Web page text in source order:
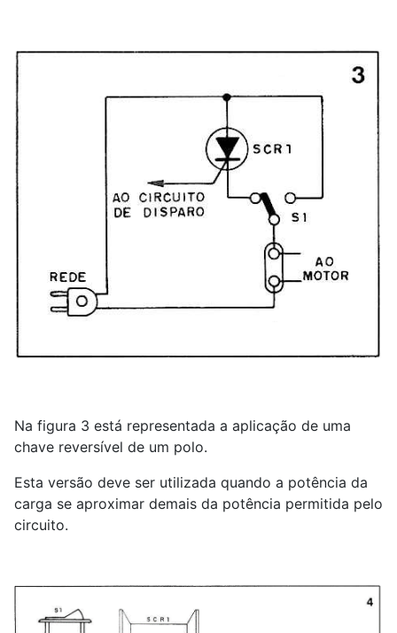
Na figura 3 está representada a aplicação de uma
chave reversível de um polo.
Esta versão deve ser utilizada quando a potência da
carga se aproximar demais da potência permitida pelo
circuito.